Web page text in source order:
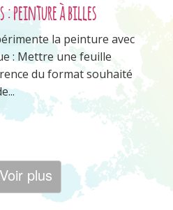
: peinture à billes
la peinture avec
: Mettre une feuille
du format souhaité
Voir plus